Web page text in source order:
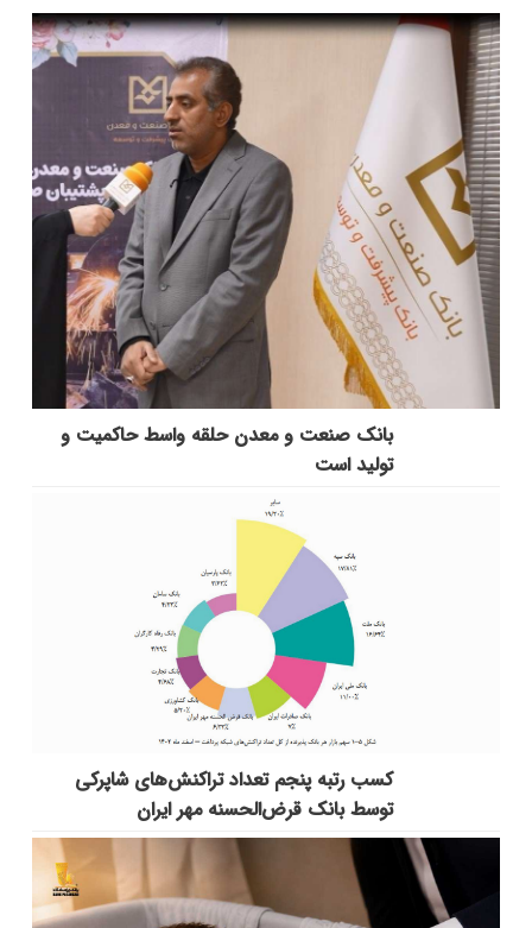
بانك صنعت و معدن حلقه واسط حاكمیت و
تولید است
کسب رتبه پنجم تعداد تراکنش‌های شاپرکی
توسط بانک قرض‌الحسنه مهر ایران